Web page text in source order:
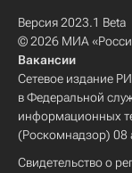
Версия 2023.1 Beta
© 2026 МИА
Вакансии
Сетевое издание
в Федеральной
информационных
(Роскомнадзор) 08
Свидетельство о